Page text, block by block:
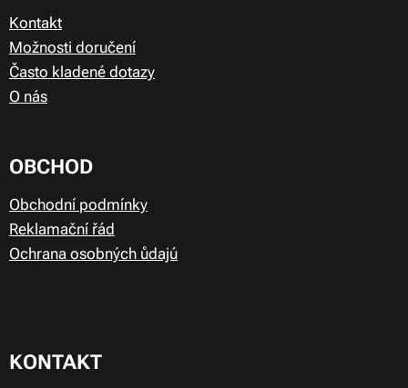
Kontakt
Možnosti doručení
Často kladené dotazy
O nás
OBCHOD
Obchodní podmínky
Reklamační řád
Ochrana osobných ůdajú
KONTAKT